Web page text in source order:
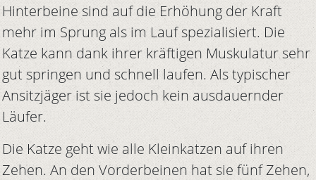
Hinterbeine sind auf die Erhöhung der Kraft
mehr im Sprung als im Lauf spezialisiert. Die
Katze kann dank ihrer kräftigen Muskulatur sehr
gut springen und schnell laufen. Als typischer
Ansitzjäger ist sie jedoch kein ausdauernder
Läufer.
Die Katze geht wie alle Kleinkatzen auf ihren
Zehen. An den Vorderbeinen hat sie fünf Zehen,